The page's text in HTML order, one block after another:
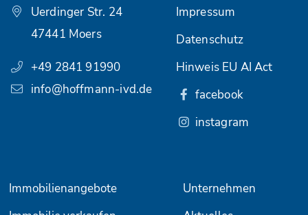
Uerdinger Str. 24
47441 Moers
+49 2841 91990
info@hoffmann-ivd.de
Immobilienangebote
Unternehmen
Impressum
Datenschutz
Hinweis EU AI Act
facebook
instagram